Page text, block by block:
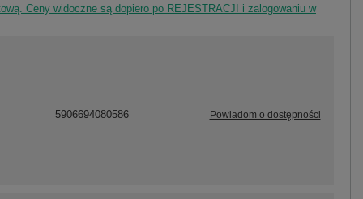
Ceny widoczne są dopiero po REJESTRACJI i zalogowaniu w
5906694080586 Powiadom o dostępności